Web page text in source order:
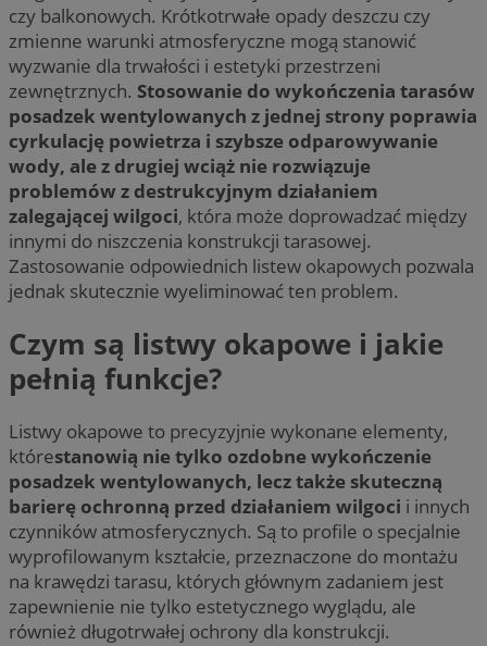
czy balkonowych. Krótkotrwałe opady deszczu czy
zmienne warunki atmosferyczne mogą stanowić
wyzwanie dla trwałości i estetyki przestrzeni
zewnętrznych. Stosowanie do wykończenia tarasów
posadzek wentylowanych z jednej strony poprawia
cyrkulację powietrza i szybsze odparowywanie
wody, ale z drugiej wciąż nie rozwiązuje
problemów z destrukcyjnym działaniem
zalegającej wilgoci, która może doprowadzać między
innymi do niszczenia konstrukcji tarasowej.
Zastosowanie odpowiednich listew okapowych pozwala
jednak skutecznie wyeliminować ten problem.
Czym są listwy okapowe i jakie
pełnią funkcje?
Listwy okapowe to precyzyjnie wykonane elementy,
którestanowią nie tylko ozdobne wykończenie
posadzek wentylowanych, lecz także skuteczną
barierę ochronną przed działaniem wilgoci i innych
czynników atmosferycznych. Są to profile o specjalnie
wyprofilowanym kształcie, przeznaczone do montażu
na krawędzi tarasu, których głównym zadaniem jest
zapewnienie nie tylko estetycznego wyglądu, ale
również długotrwałej ochrony dla konstrukcji.